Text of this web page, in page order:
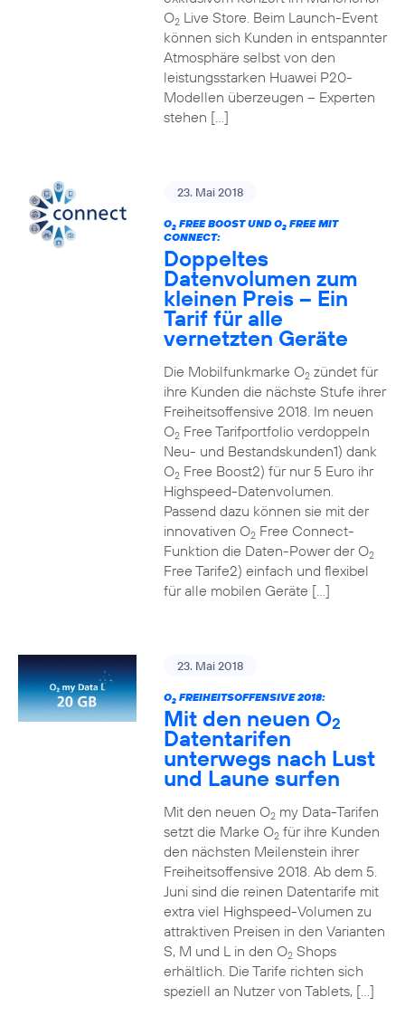
O2Live Store. Beim Launch-Event
können sich Kunden in entspannter
Atmosphäre selbst von den
leistungsstarken Huawei P20-
Modellen überzeugen – Experten
stehen […]
23. Mai 2018
O2FREE BOOST UND O2FREE MIT
CONNECT:
Doppeltes
Datenvolumen zum
kleinen Preis – Ein
Tarif für alle
vernetzten Geräte
Die Mobilfunkmarke O2zündet für
ihre Kunden die nächste Stufe ihrer
Freiheitsoffensive 2018. Im neuen
O2Free Tarifportfolio verdoppeln
Neu- und Bestandskunden1) dank
O2Free Boost2) für nur 5 Euro ihr
Highspeed-Datenvolumen.
Passend dazu können sie mit der
innovativen O2Free Connect-
Funktion die Daten-Power der O2
Free Tarife2) einfach und flexibel
für alle mobilen Geräte […]
23. Mai 2018
O2FREIHEITSOFFENSIVE 2018:
Mit den neuen O2
Datentarifen
unterwegs nach Lust
und Laune surfen
Mit den neuen O2my Data-Tarifen
setzt die Marke O2für ihre Kunden
den nächsten Meilenstein ihrer
Freiheitsoffensive 2018. Ab dem 5.
Juni sind die reinen Datentarife mit
extra viel Highspeed-Volumen zu
attraktiven Preisen in den Varianten
S, M und L in den O2Shops
erhältlich. Die Tarife richten sich
speziell an Nutzer von Tablets, […]